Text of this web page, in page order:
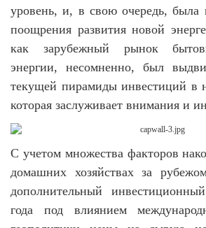
уровень, и, в свою очередь, была
поощрения развития новой
как зарубежный рынок
энергии, несомненно, был
текущей пирамиды инвестиций в
которая заслуживает внимания и
С учетом множества факторов
домашних хозяйствах за
дополнительный
года под влиянием